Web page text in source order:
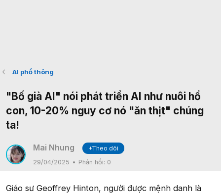
AI phổ thông
"Bố già AI" nói phát triển AI như nuôi hổ
con, 10-20% nguy cơ nó "ăn thịt" chúng
ta!
Mai Nhung
+Theo dõi
29/04/2025
Phản hồi: 0
Giáo sư Geoffrey Hinton, người được mệnh danh là